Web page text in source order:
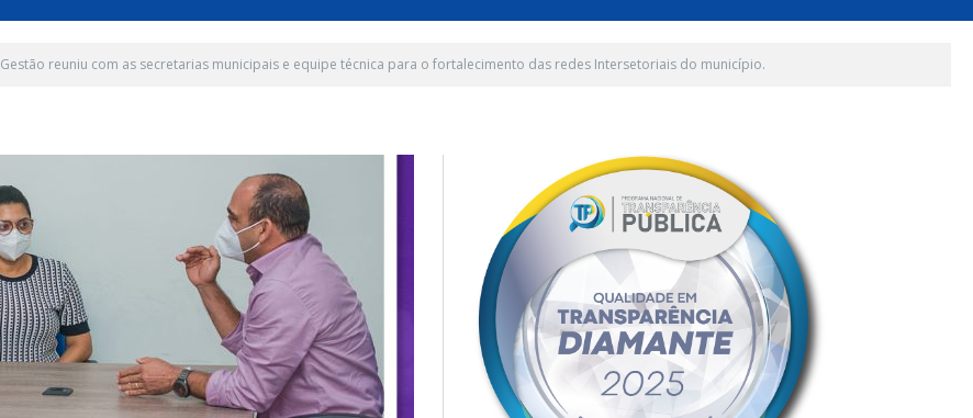
Gestão reuniu com as secretarias municipais e equipe técnica para o fortalecimento das redes Intersetoriais do município.